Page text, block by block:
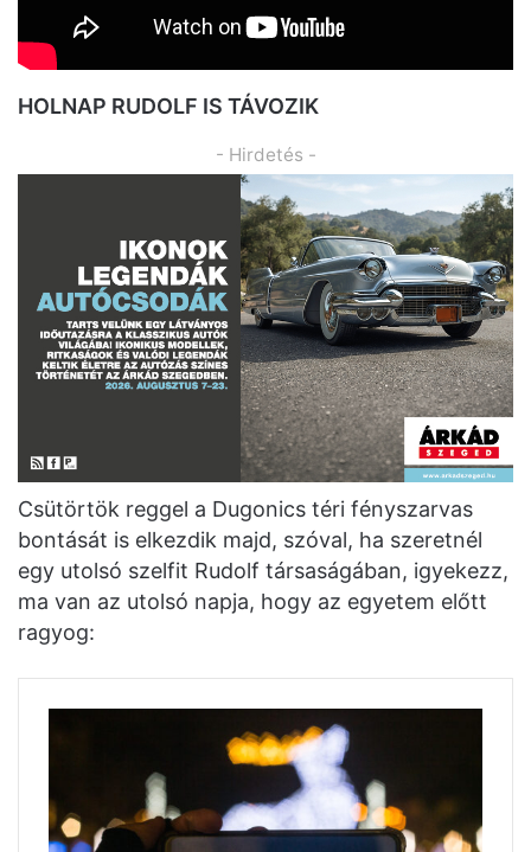
HOLNAP RUDOLF IS TÁVOZIK
- Hirdetés -
Csütörtök reggel a Dugonics téri fényszarvas
bontását is elkezdik majd, szóval, ha szeretnél
egy utolsó szelfit Rudolf társaságában, igyekezz,
ma van az utolsó napja, hogy az egyetem előtt
ragyog: